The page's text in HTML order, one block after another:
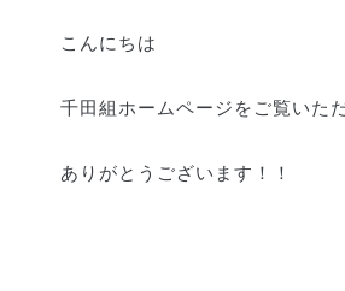
こんにちは
千田組ホームページをご覧いた
ありがとうございます！！